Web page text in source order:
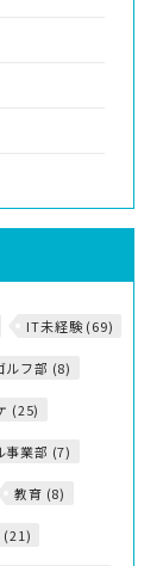
IT未経験 (69)
ルフ部 (8)
(25)
事業部 (7)
教育 (8)
(21)